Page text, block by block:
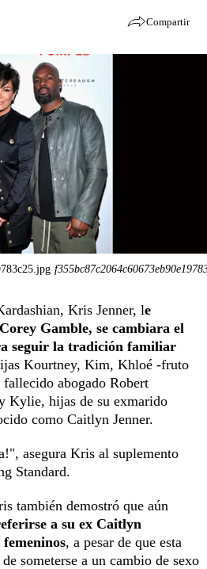
Compartir
Kris Jenner, le
Gamble, se cambiara el
seguir la tradición familiar
Kourtney, Kim, Khloé -fruto
abogado Robert
Kylie, hijas de su exmarido
como Caitlyn Jenner.
asegura Kris al suplemento
Standard.
también demostró que aún
a su ex Caitlyn
, a pesar de que esta
someterse a un cambio de sexo